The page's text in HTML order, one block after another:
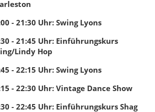
- 21:30 Uhr: Swing Lyons
- 21:45 Uhr: Einführungskurs
Lindy Hop
- 22:15 Uhr: Swing Lyons
- 22:30 Uhr: Vintage Dance Show
- 22:45 Uhr: Einführungskurs Shag